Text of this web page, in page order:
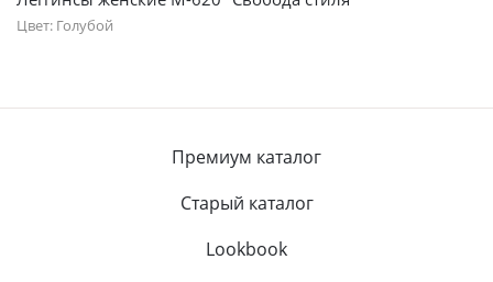
Цвет: Голубой
Премиум каталог
Старый каталог
Lookbook